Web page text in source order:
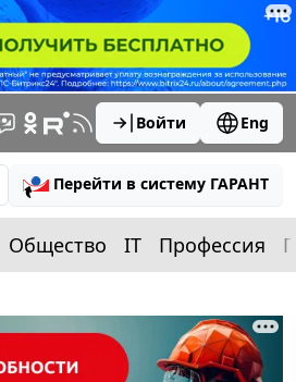
Войти Eng
Перейти в систему ГАРАНТ
Общество IT Профессия